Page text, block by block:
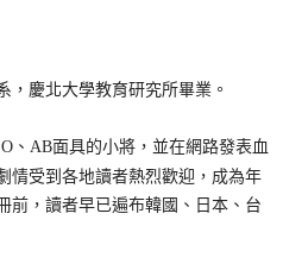
慶北大學教育研究所畢業。
AB面具的小將，並在網路發表血
情受到各地讀者熱烈歡迎，成為年
前，讀者早已遍布韓國、日本、台